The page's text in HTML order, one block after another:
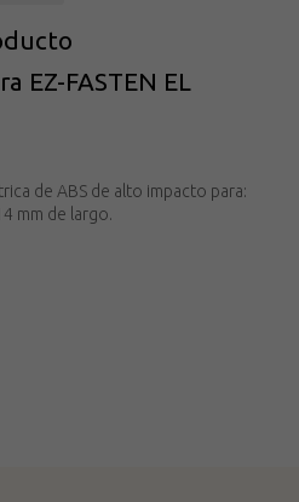
EZ-FASTEN EL
de ABS de alto impacto para:
mm de largo.